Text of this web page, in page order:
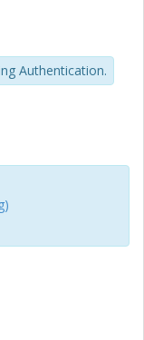
instantiation
scheme to limit
computational
Authentication.